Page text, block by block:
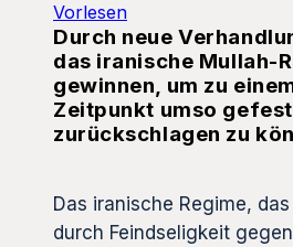
Vorlesen
Durch neue
das iranische Mullah-
gewinnen, um zu
Zeitpunkt umso
zurückschlagen zu
Das iranische Regime,
durch Feindseligkeit